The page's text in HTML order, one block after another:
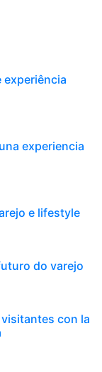
experiência
experiencia
e lifestyle
do varejo
con la